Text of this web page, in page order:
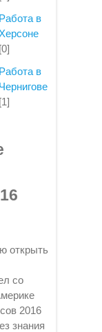
Работа в
[0]
Работа в
Чернигове
[1]
открыть
со
2016
знания